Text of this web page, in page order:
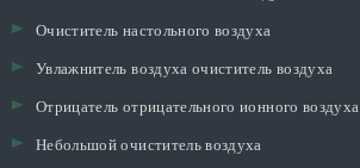
Очиститель настольного воздуха
Увлажнитель воздуха очиститель воздуха
Отрицатель отрицательного ионного воздуха
Небольшой очиститель воздуха